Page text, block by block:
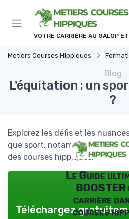
VOTRE CARRIÈRE AU GALOP
Metiers Courses Hippiques
Blog
L'équitation : un
?
Explorez les défis et les
que sport, notamment dans le
des courses hippiques.
Le Guide
BOOSTER
carrière
courses
Téléchargez
Panneau de gestion des cookies